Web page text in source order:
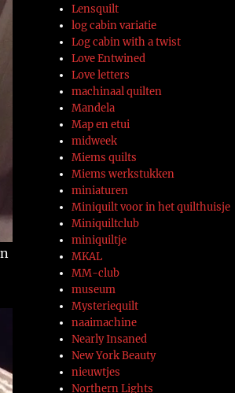
Lensquilt
log cabin variatie
Log cabin with a twist
Love Entwined
Love letters
machinaal quilten
Mandela
Map en etui
midweek
Miems quilts
Miems werkstukken
miniaturen
Miniquilt voor in het quilthuisje
Miniquiltclub
miniquiltje
MKAL
MM-club
museum
Mysteriequilt
naaimachine
Nearly Insaned
New York Beauty
nieuwtjes
Northern Lights